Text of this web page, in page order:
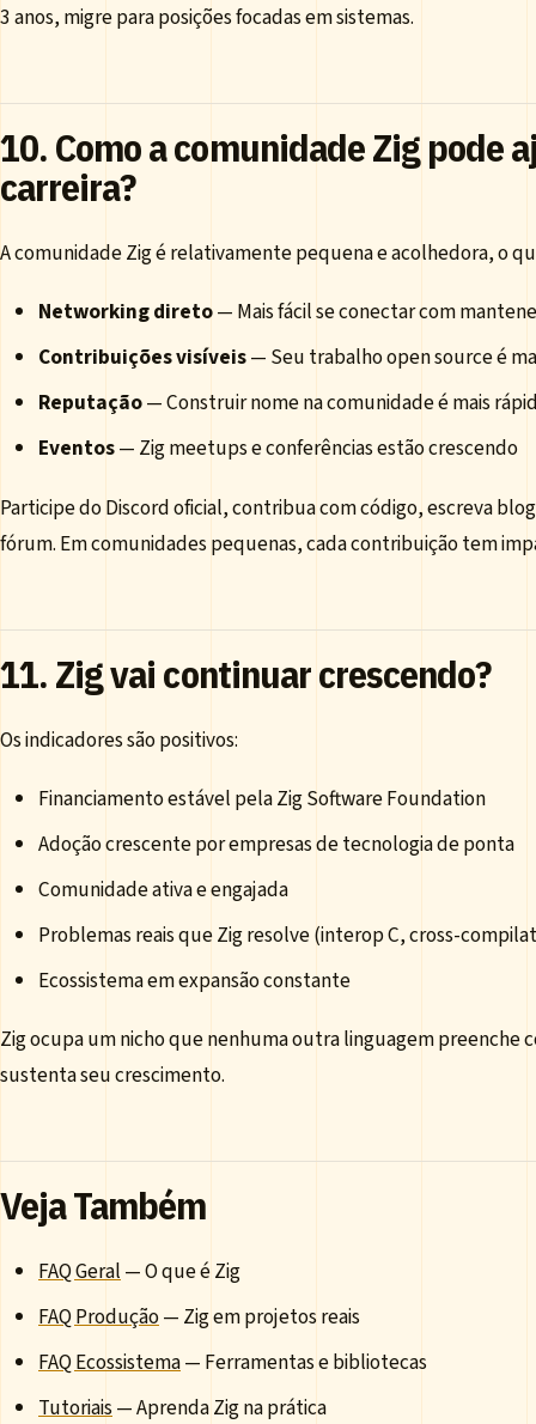
3 anos, migre para posições focadas em sistemas.
10. Como a comunidade Zig pode
carreira?
A comunidade Zig é relativamente pequena e acolhedora, o
Networking direto— Mais fácil se conectar com
Contribuições visíveis— Seu trabalho open source é
Reputação— Construir nome na comunidade é mais
Eventos— Zig meetups e conferências estão crescendo
Participe do Discord oficial, contribua com código, escreva
fórum. Em comunidades pequenas, cada contribuição tem
11. Zig vai continuar crescendo?
Os indicadores são positivos:
Financiamento estável pela Zig Software Foundation
Adoção crescente por empresas de tecnologia de ponta
Comunidade ativa e engajada
Problemas reais que Zig resolve (interop C, cross-
Ecossistema em expansão constante
Zig ocupa um nicho que nenhuma outra linguagem preenche
sustenta seu crescimento.
Veja Também
FAQ Geral — O que é Zig
FAQ Produção— Zig em projetos reais
FAQ Ecossistema— Ferramentas e bibliotecas
Tutoriais— Aprenda Zig na prática